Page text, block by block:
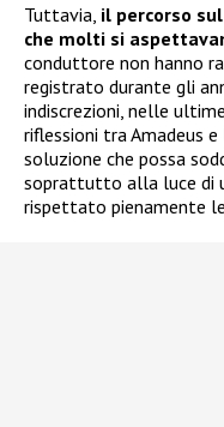
Tuttavia, il percorso
che molti si
conduttore non hanno
registrato durante gli
indiscrezioni, nelle
riflessioni tra Amadeus e
soluzione che possa
soprattutto alla luce di
rispettato pienamente